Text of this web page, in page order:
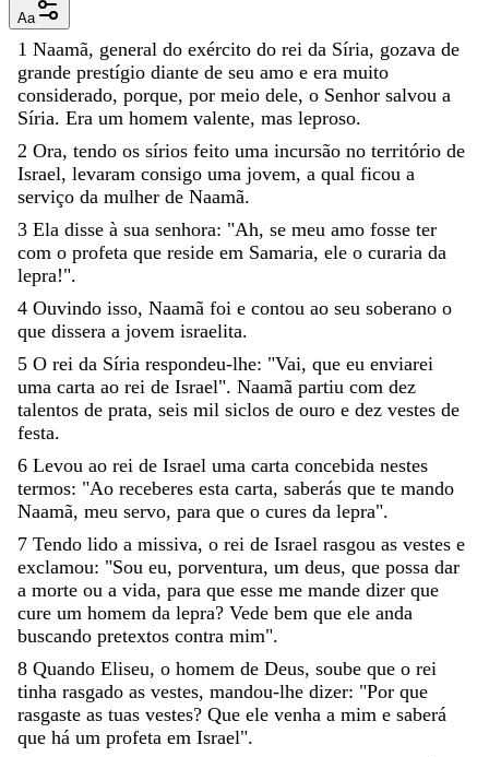
Aa
1 Naamã, general do exército do rei da Síria, gozava de
grande prestígio diante de seu amo e era muito
considerado, porque, por meio dele, o Senhor salvou a
Síria. Era um homem valente, mas leproso.
2 Ora, tendo os sírios feito uma incursão no território de
Israel, levaram consigo uma jovem, a qual ficou a
serviço da mulher de Naamã.
3 Ela disse à sua senhora: "Ah, se meu amo fosse ter
com o profeta que reside em Samaria, ele o curaria da
lepra!".
4 Ouvindo isso, Naamã foi e contou ao seu soberano o
que dissera a jovem israelita.
5 O rei da Síria respondeu-lhe: "Vai, que eu enviarei
uma carta ao rei de Israel". Naamã partiu com dez
talentos de prata, seis mil siclos de ouro e dez vestes de
festa.
6 Levou ao rei de Israel uma carta concebida nestes
termos: "Ao receberes esta carta, saberás que te mando
Naamã, meu servo, para que o cures da lepra".
7 Tendo lido a missiva, o rei de Israel rasgou as vestes e
exclamou: "Sou eu, porventura, um deus, que possa dar
a morte ou a vida, para que esse me mande dizer que
cure um homem da lepra? Vede bem que ele anda
buscando pretextos contra mim".
8 Quando Eliseu, o homem de Deus, soube que o rei
tinha rasgado as vestes, mandou-lhe dizer: "Por que
rasgaste as tuas vestes? Que ele venha a mim e saberá
que há um profeta em Israel".